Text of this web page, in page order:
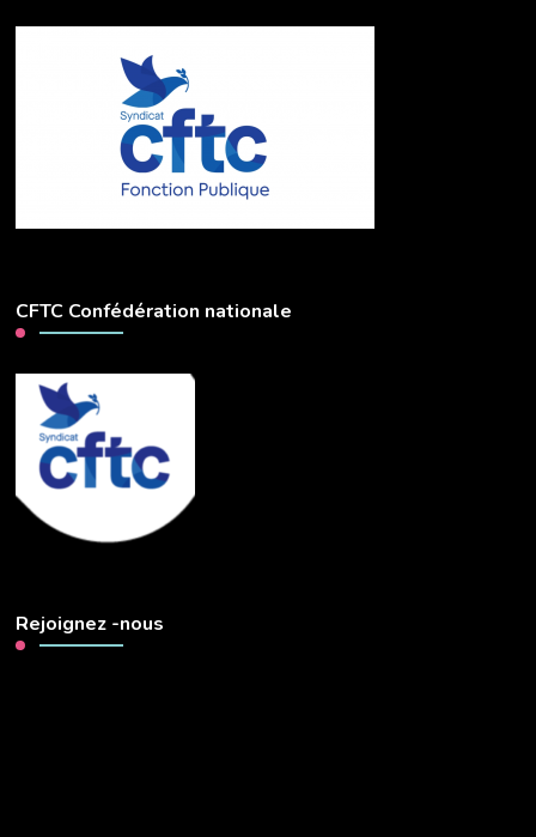
CFTC Confédération nationale
Rejoignez -nous